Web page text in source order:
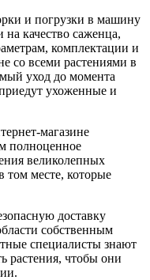
и погрузки в машину
на качество саженца,
комплектации и
со всеми растениями в
уход до момента
ухоженные и
магазине
полноценное
великолепных
том месте, которые
доставку
собственным
специалисты знают
растения, чтобы они